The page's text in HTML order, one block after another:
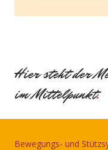
Hier steht der
im Mittelpunkt.
Bewegungs- und